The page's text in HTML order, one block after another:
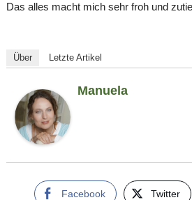
Das alles macht mich sehr froh und
Über Letzte Artikel
Manuela
Facebook Twitter